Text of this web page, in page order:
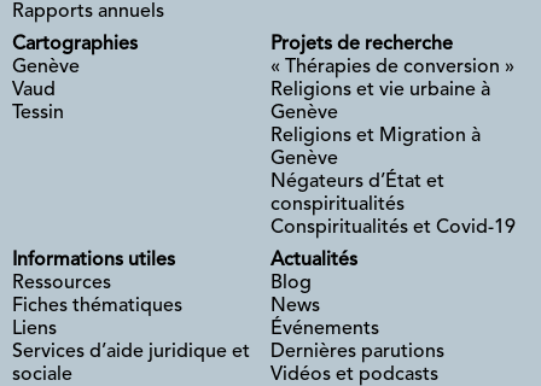
Rapports annuels
Cartographies
Genève
Vaud
Tessin
Projets de recherche
« Thérapies de conversion »
Religions et vie urbaine à
Genève
Religions et Migration à
Genève
Négateurs d’État et
conspiritualités
Conspiritualités et Covid-19
Informations utiles
Ressources
Fiches thématiques
Liens
Services d’aide juridique et
sociale
Actualités
Blog
News
Événements
Dernières parutions
Vidéos et podcasts